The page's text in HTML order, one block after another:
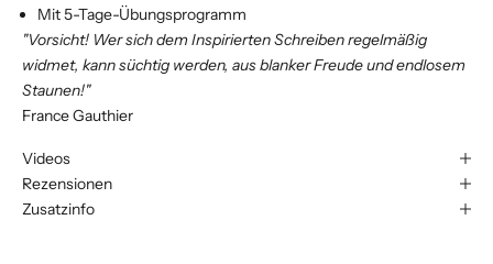
Mit 5-Tage-Übungsprogramm
"Vorsicht! Wer sich dem Inspirierten Schreiben regelmäßig
widmet, kann süchtig werden, aus blanker Freude und endlosem
Staunen!"
France Gauthier
Videos
Rezensionen
Zusatzinfo